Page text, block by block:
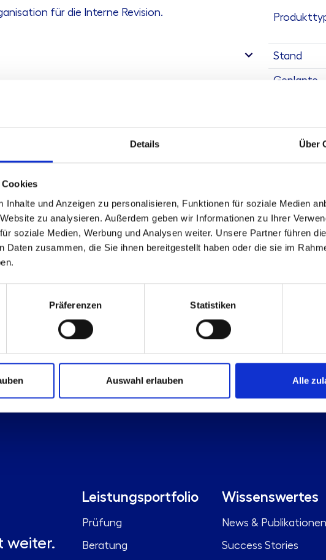
Details Über
Cookies
Inhalte und Anzeigen zu personalisieren, Funktionen für soziale Medien
zu analysieren. Außerdem geben wir Informationen zu Ihrer
soziale Medien, Werbung und Analysen weiter. Unsere Partner führen
Daten zusammen, die Sie ihnen bereitgestellt haben oder die sie im
Präferenzen Statistiken
Auswahl erlauben Alle
für die Interne Revision.
Stand
Geplante
Dieser
Nutzern
Sie
weiter.
Leistungsportfolio
Prüfung
Beratung
Wissenswertes
News & Publikationen
Success Stories